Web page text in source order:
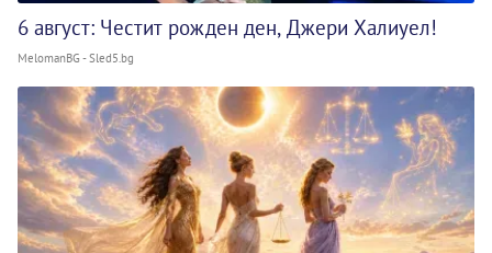
6 август: Честит рожден ден, Джери Халиуел!
MelomanBG - Sled5.bg